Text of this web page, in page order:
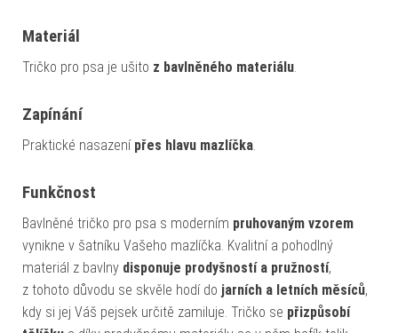
Materiál
Tričko pro psa je ušito z bavlněného materiálu
Zapínání
Praktické nasazení přes hlavu mazlíčka
Funkčnost
Bavlněné tričko pro psa s moderním pruhovaným vzorem
vynikne v šatníku Vašeho mazlíčka. Kvalitní a pohodlný
materiál z bavlny disponuje prodyšností a pružností,
z tohoto důvodu se skvěle hodí do jarních a letních měsíců,
kdy si jej Váš pejsek určitě zamiluje. Tričko se přizpůsobí